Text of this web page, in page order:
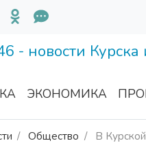
ЭКОНОМИКА
Общество В